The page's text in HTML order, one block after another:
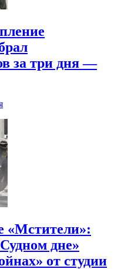
за три дня —
«Мстители»:
дне»
от студии